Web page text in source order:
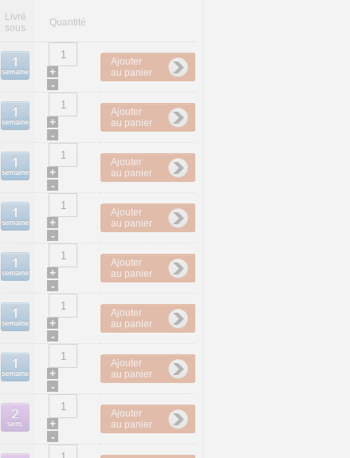
Livré
sous
Quantité
+
-
Ajouter
au panier
+
-
Ajouter
au panier
+
-
Ajouter
au panier
+
-
Ajouter
au panier
+
-
Ajouter
au panier
+
-
Ajouter
au panier
+
-
Ajouter
au panier
+
-
Ajouter
au panier